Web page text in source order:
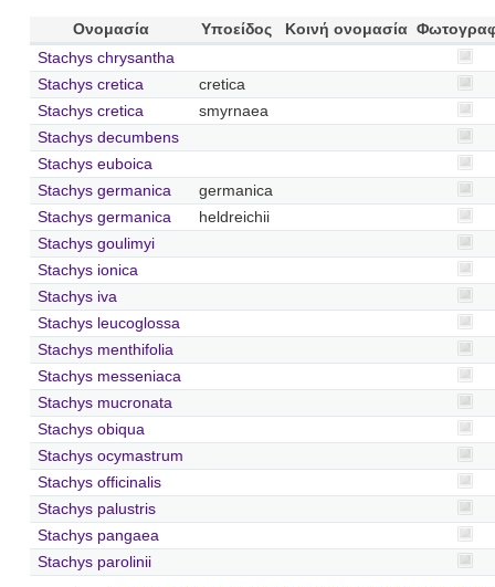
Ονομασία Υποείδος Κοινή ονομασία
Stachys chrysantha
Stachys cretica
cretica
Stachys cretica
smyrnaea
Stachys decumbens
Stachys euboica
Stachys germanica
germanica
Stachys germanica
heldreichii
Stachys goulimyi
Stachys ionica
Stachys iva
Stachys leucoglossa
Stachys menthifolia
Stachys messeniaca
Stachys mucronata
Stachys obiqua
Stachys ocymastrum
Stachys officinalis
Stachys palustris
Stachys pangaea
Stachys parolinii